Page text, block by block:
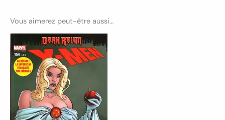
Vous aimerez peut-être aussi…